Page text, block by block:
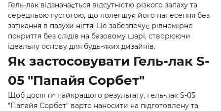
Гель-лак відзначається відсутністю різкого запаху та
середньою густотою, що полегшує його нанесення без
затікання в пазухи нігтя. Це забезпечує рівномірне
покриття без слідів на базовому шарі, створюючи
ідеальну основу для будь-яких дизайнів.
Як застосовувати Гель-лак S-
05 "Папайя Сорбет"
Щоб досягти найкращого результату, гель-лак S-05
"Папайя Сорбет" варто наносити на підготовлену та